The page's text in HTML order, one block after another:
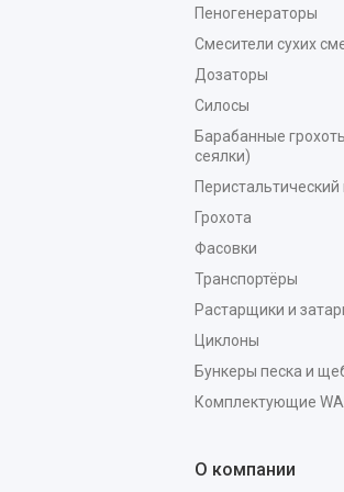
Пеногенераторы
Смесители сухих
Дозаторы
Силосы
Барабанные
сеялки)
Перистальтический
Грохота
Фасовки
Транспортёры
Растарщики и
Циклоны
Бункеры песка и
Комплектующие
О компании